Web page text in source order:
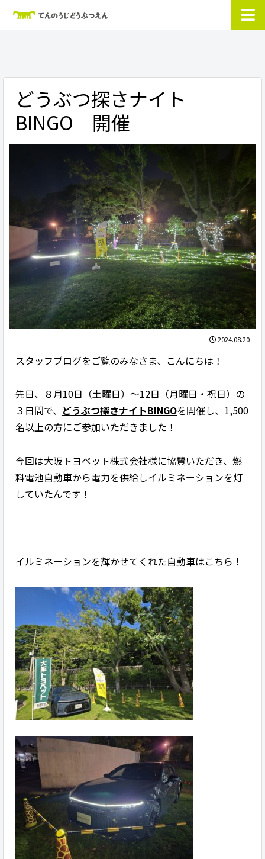
どうぶつ探さナイト
BINGO 開催
2024.08.20
スタッフブログをご覧のみなさま、こんにちは！
先日、８月10日（土曜日）～12日（月曜日・祝日）の
３日間で、 どうぶつ探さナイトBINGOを開催し、1,500
名以上の方にご参加いただきました！
今回は大阪トヨペット株式会社様に協賛いただき、燃
料電池自動車から電力を供給しイルミネーションを灯
していたんです！
イルミネーションを輝かせてくれた自動車はこちら！